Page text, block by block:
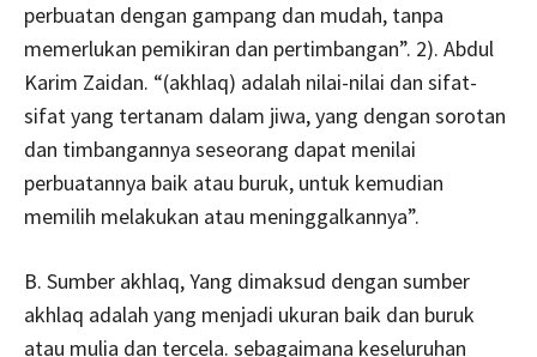
perbuatan dengan gampang dan mudah, tanpa
memerlukan pemikiran dan pertimbangan”. 2). Abdul
Karim Zaidan. “(akhlaq) adalah nilai-nilai dan sifat-
sifat yang tertanam dalam jiwa, yang dengan sorotan
dan timbangannya seseorang dapat menilai
perbuatannya baik atau buruk, untuk kemudian
memilih melakukan atau meninggalkannya”.
B. Sumber akhlaq, Yang dimaksud dengan sumber
akhlaq adalah yang menjadi ukuran baik dan buruk
atau mulia dan tercela. sebagaimana keseluruhan